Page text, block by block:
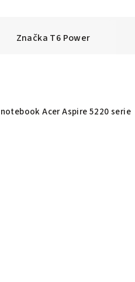
Značka T6 Power
Acer Aspire 5220 serie